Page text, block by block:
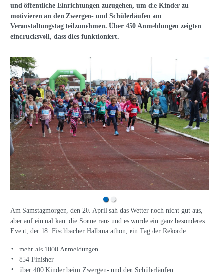
und öffentliche Einrichtungen zuzugehen, um die Kinder zu
motivieren an den Zwergen- und Schülerläufen am
Veranstaltungstag teilzunehmen. Über 450 Anmeldungen zeigten
eindrucksvoll, dass dies funktioniert.
Am Samstagmorgen, den 20. April sah das Wetter noch nicht gut aus,
aber auf einmal kam die Sonne raus und es wurde ein ganz besonderes
Event, der 18. Fischbacher Halbmarathon, ein Tag der Rekorde:
mehr als 1000 Anmeldungen
854 Finisher
über 400 Kinder beim Zwergen- und den Schülerläufen